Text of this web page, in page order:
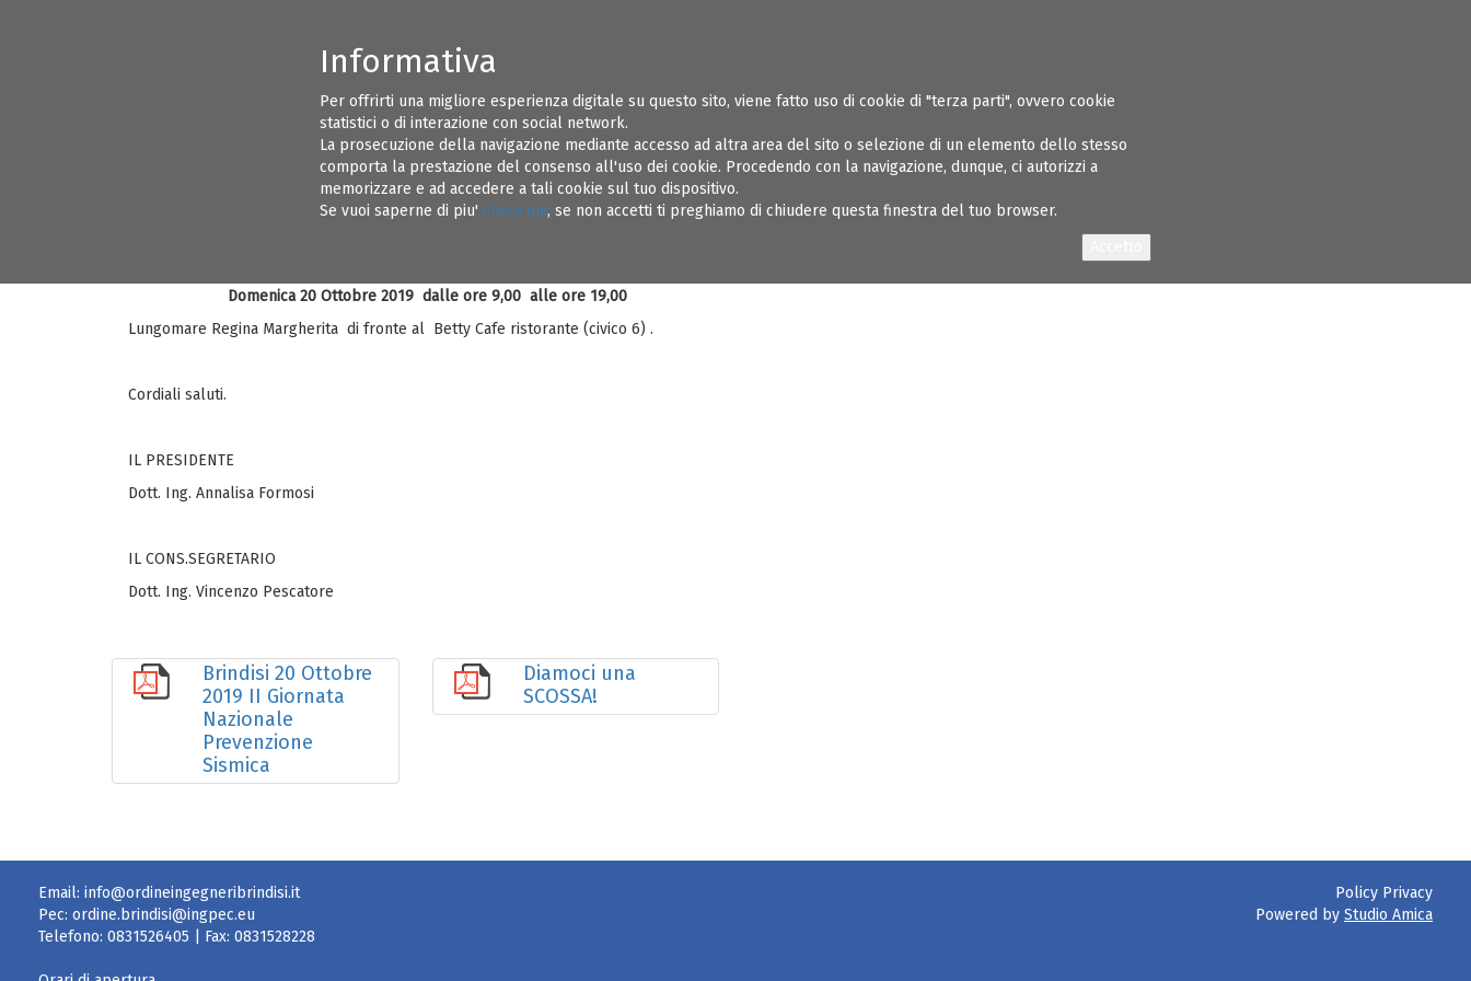
Informativa
Per offrirti una migliore esperienza digitale su questo sito, viene fatto uso di cookie di "terza parti", ovvero cookie
statistici o di interazione con social network.
La prosecuzione della navigazione mediante accesso ad altra area del sito o selezione di un elemento dello stesso
comporta la prestazione del consenso all'uso dei cookie. Procedendo con la navigazione, dunque, ci autorizzi a
memorizzare e ad accedere a tali cookie sul tuo dispositivo.
Se vuoi saperne di piu' clicca qui, se non accetti ti preghiamo di chiudere questa finestra del tuo browser.
CONSIGLIO DIRETTIVO ORDINE INGEGNERI BRINDISI INFORMAZIONI UTILI SOSPENSIONI REGOLAMENTI AMMINISTRAZIONE TRASPARENTE ALBO INGEGNERI
Brindisi, 20 Ottobre 2019 - II Giornata Nazionale Prevenzione Sismica
Domenica 20 Ottobre 2019 dalle ore 9,00 alle ore 19,00
Lungomare Regina Margherita di fronte al Betty Cafe ristorante (civico 6) .
Cordiali saluti.
IL PRESIDENTE
Dott. Ing. Annalisa Formosi
IL CONS.SEGRETARIO
Dott. Ing. Vincenzo Pescatore
Brindisi 20 Ottobre
2019 II Giornata
Nazionale
Prevenzione
Sismica
Diamoci una
SCOSSA!
Email: info@ordineingegneribrindisi.it
Pec: ordine.brindisi@ingpec.eu
Telefono: 0831526405 | Fax: 0831528228
Policy Privacy
Powered by Studio Amica